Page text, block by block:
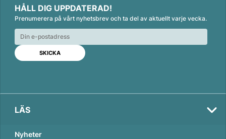
n
k
e
d
n
c
e
b
o
o
k
a
i
l
HÅLL DIG UPPDATERAD!
Prenumerera på vårt nyhetsbrev och ta del av aktuellt varje vecka.
LÄS
Nyheter